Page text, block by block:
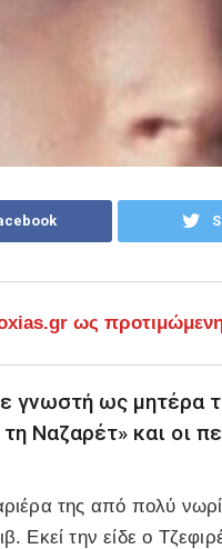
ως
γνωστή ως μητέρα
Ναζαρέτ» και οι
της από πολύ
Εκεί την είδε ο